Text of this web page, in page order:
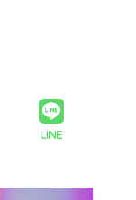
LINE